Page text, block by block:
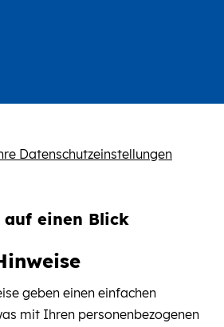
Datenschutzeinstellungen
auf einen Blick
geben einen einfachen
mit Ihren personenbezogenen